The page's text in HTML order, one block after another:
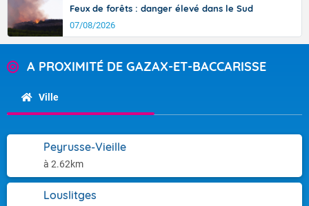
Feux de forêts : danger élevé dans le Sud
07/08/2026
A PROXIMITÉ DE GAZAX-ET-BACCARISSE
Ville
Peyrusse-Vieille
à 2.62km
Louslitges